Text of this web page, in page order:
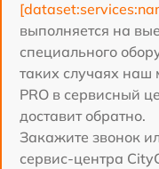
выполняется на
специального
таких случаях наш
PRO в сервисный
доставит обратно.
Закажите звонок
сервис-центра